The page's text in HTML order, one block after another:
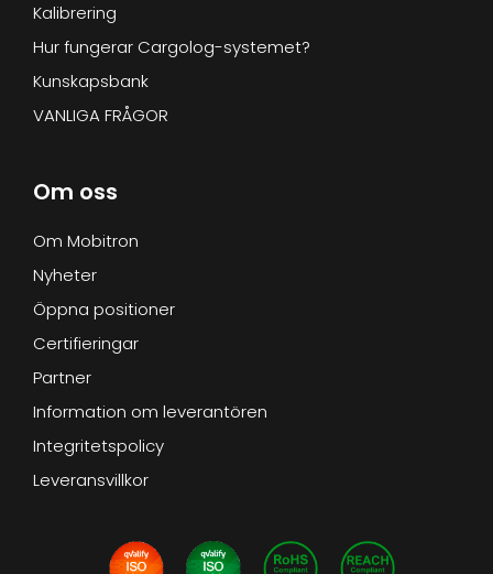
Kalibrering
Hur fungerar Cargolog-systemet?
Kunskapsbank
VANLIGA FRÅGOR
Om oss
Om Mobitron
Nyheter
Öppna positioner
Certifieringar
Partner
Information om leverantören
Integritetspolicy
Leveransvillkor